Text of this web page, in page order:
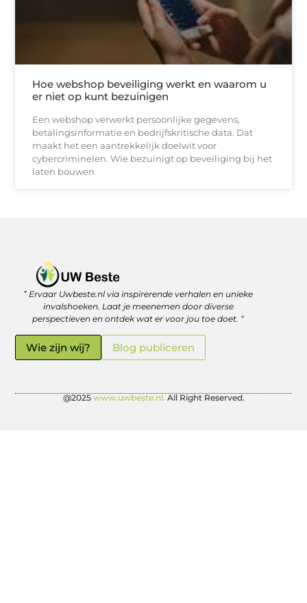
Hoe webshop beveiliging werkt en waarom u
er niet op kunt bezuinigen
Een webshop verwerkt persoonlijke gegevens,
betalingsinformatie en bedrijfskritische data. Dat
maakt het een aantrekkelijk doelwit voor
cybercriminelen. Wie bezuinigt op beveiliging bij het
laten bouwen
” Ervaar Uwbeste.nl via inspirerende verhalen en unieke
invalshoeken. Laat je meenemen door diverse
perspectieven en ontdek wat er voor jou toe doet. “
Wie zijn wij? Blog publiceren
@2025 www.uwbeste.nl. All Right Reserved.